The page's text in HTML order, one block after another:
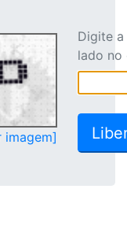
imagem]
Digite
lado no